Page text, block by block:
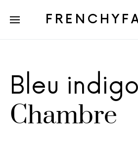
Bleu
Chambre